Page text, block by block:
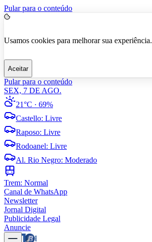
Pular para o conteúdo
Usamos cookies para melhorar sua experiência.
Aceitar
Pular para o conteúdo
SEX, 7 DE AGO.
21°C · 69%
Castello: Livre
Raposo: Livre
Rodoanel: Livre
Al. Rio Negro: Moderado
Trem: Normal
Canal de WhatsApp
Newsletter
Jornal Digital
Publicidade Legal
Anuncie